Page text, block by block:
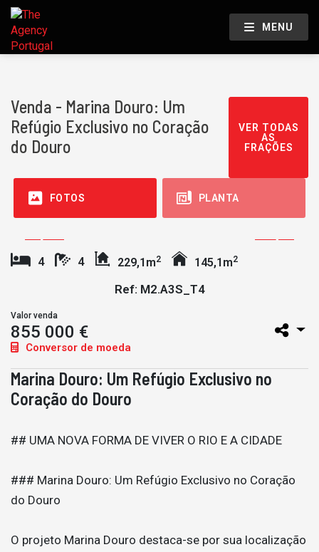
MENU
Venda - Marina Douro: Um
Refúgio Exclusivo no Coração
do Douro
VER TODAS
AS
FRAÇÕES
FOTOS PLANTA
4 4 229,1m2 145,1m2
Ref: M2.A3S_T4
Valor venda
855 000 €
Conversor de moeda
Marina Douro: Um Refúgio Exclusivo no
Coração do Douro
## UMA NOVA FORMA DE VIVER O RIO E A CIDADE
### Marina Douro: Um Refúgio Exclusivo no Coração
do Douro
O projeto Marina Douro destaca-se por sua localização